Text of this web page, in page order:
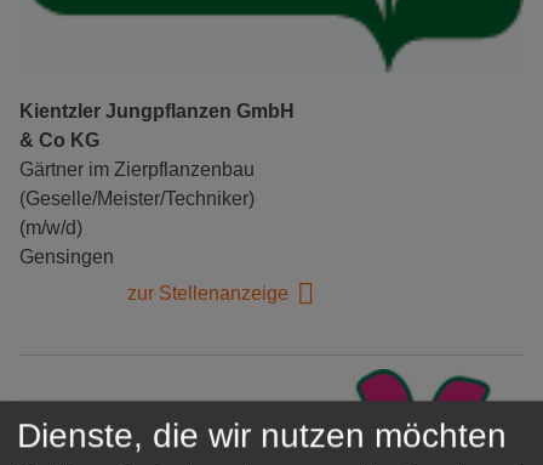
Kientzler Jungpflanzen GmbH
& Co KG
Gärtner im Zierpflanzenbau
(Geselle/Meister/Techniker)
(m/w/d)
Gensingen
zur Stellenanzeige
Dienste, die wir nutzen möchten